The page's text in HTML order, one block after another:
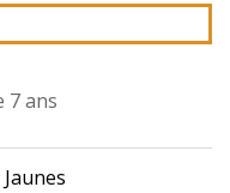
7 ans